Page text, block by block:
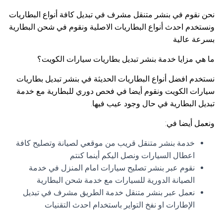
نحن نقوم في بنشر متنقل مشرف في تبديل كافة أنواع البطاريات
ونستخدم احدث أنواع البطاريات الاصلية ونقوم في شحن البطارية
بسرعة عالية
ما هي مزايا خدمة بنشر تبديل بطاريات سيارات الكويت؟
نستخدم افضل أنواع البطاريات الحديثة في بنشر تبديل بطاريات
سيارات الكويت ونقوم أيضا في فحص دوري للبطارية مع خدمة
تبديل البطارية في حال وجود عيب فيها.
ونعمل أيضا في:
خدمة بنشر متنقل قريب من موقعي لصيانة وتصليح كافة
اعطال السيارات ونصل اليكم أينما كنتم
نقوم عبر بنشر تصليح سيارات امام المنزل في خدمة
الصيانة الدورية للسيارات مع خدمة شحن البطارية
نعمل عبر بنشر متنقل خدمة الطريق مشرف في تبديل
الإطارات او نفخ التواير باستخدام احدث التقنيات